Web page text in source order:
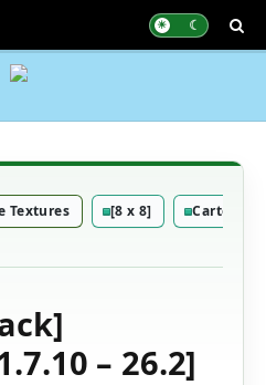
Textures [8 x 8] Cartoon
– 26.2]